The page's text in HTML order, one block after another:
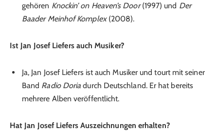
gehören Knockin’ on Heaven’s Door(1997) und Der
Baader Meinhof Komplex(2008).
Ist Jan Josef Liefers auch Musiker?
Ja, Jan Josef Liefers ist auch Musiker und tourt mit seiner
Band Radio Doria durch Deutschland. Er hat bereits
mehrere Alben veröffentlicht.
Hat Jan Josef Liefers Auszeichnungen erhalten?